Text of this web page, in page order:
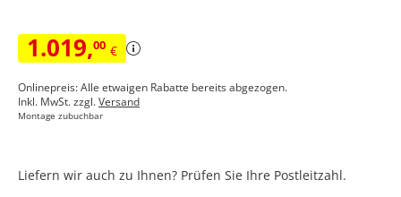
1.019,00 €
Onlinepreis: Alle etwaigen Rabatte bereits abgezogen.
Inkl. MwSt. zzgl.Versand
Montage zubuchbar
Liefern wir auch zu Ihnen? Prüfen Sie Ihre Postleitzahl.